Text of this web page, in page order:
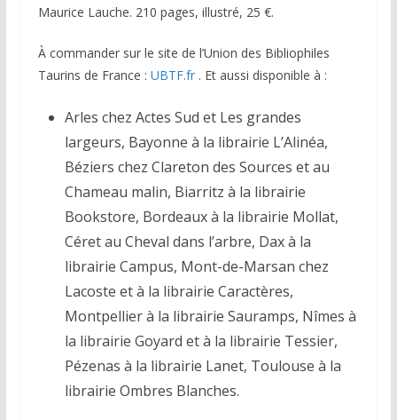
Maurice Lauche. 210 pages, illustré, 25 €.
À commander sur le site de l’Union des Bibliophiles
Taurins de France : UBTF.fr. Et aussi disponible à :
Arles chez Actes Sud et Les grandes
largeurs, Bayonne à la librairie L’Alinéa,
Béziers chez Clareton des Sources et au
Chameau malin, Biarritz à la librairie
Bookstore, Bordeaux à la librairie Mollat,
Céret au Cheval dans l’arbre, Dax à la
librairie Campus, Mont-de-Marsan chez
Lacoste et à la librairie Caractères,
Montpellier à la librairie Sauramps, Nîmes à
la librairie Goyard et à la librairie Tessier,
Pézenas à la librairie Lanet, Toulouse à la
librairie Ombres Blanches.